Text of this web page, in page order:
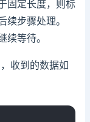
固定长度，则标
步骤处理。
等待。
收到的数据如